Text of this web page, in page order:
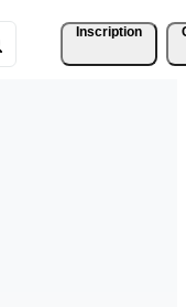
Inscription